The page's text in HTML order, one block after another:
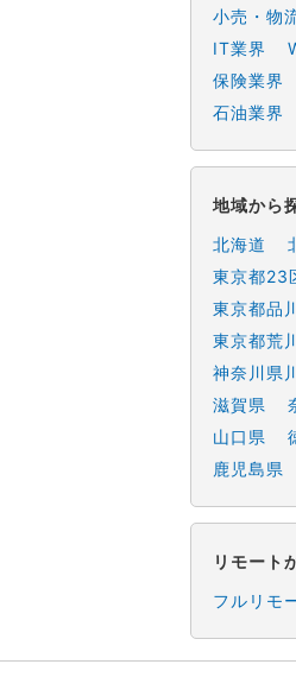
小売・物
IT業界
保険業界
石油業界
地域から
北海道
東京都23
東京都品
東京都荒
神奈川県
滋賀県
山口県
鹿児島県
リモート
フルリモ